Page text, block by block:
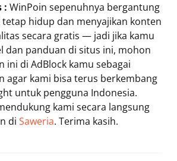
: WinPoin sepenuhnya bergantung
hidup dan menyajikan konten
secara gratis — jadi jika kamu
dan panduan di situs ini, mohon
ini di AdBlock kamu sebagai
agar kami bisa terus berkembang
untuk pengguna Indonesia.
kami secara langsung
di Saweria. Terima kasih.